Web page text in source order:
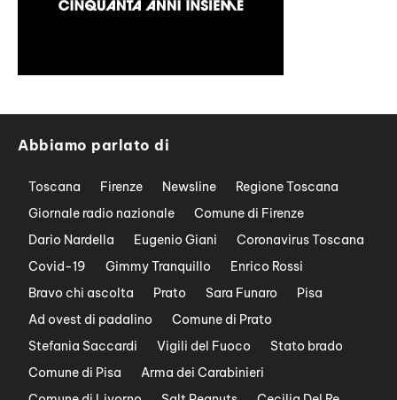
Abbiamo parlato di
Toscana Firenze Newsline
Regione Toscana
Giornale radio nazionale
Comune di Firenze
Dario Nardella
Eugenio Giani
Coronavirus Toscana
Covid-19
Gimmy Tranquillo
Enrico Rossi
Bravo chi ascolta
Prato Sara Funaro
Pisa
Ad ovest di padalino
Comune di Prato
Stefania Saccardi
Vigili del Fuoco
Stato brado
Comune di Pisa
Arma dei Carabinieri